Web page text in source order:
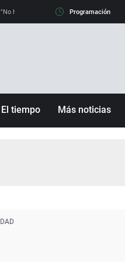
"No hay mafias, que no nos engañen":
Programación
El tiempo Más noticias